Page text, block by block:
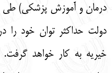
درمان و آموزش پزشکی) طی
دولت حداکثر توان خود را
خیریه به کار خواهد